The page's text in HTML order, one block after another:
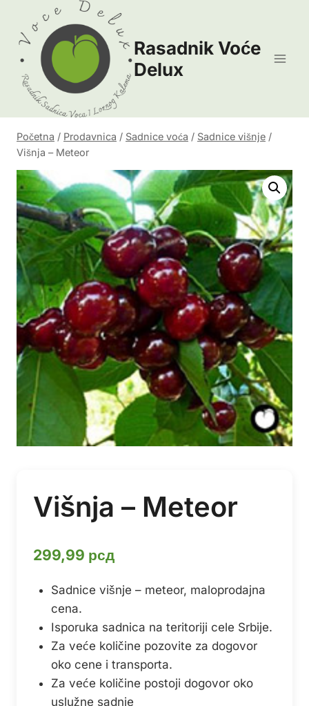
content
Rasadnik Voće
Delux
Početna / Prodavnica / Sadnice voća / Sadnice višnje /
Višnja – Meteor
Višnja – Meteor
299,99 рсд
Sadnice višnje – meteor, maloprodajna
cena.
Isporuka sadnica na teritoriji cele Srbije.
Za veće količine pozovite za dogovor
oko cene i transporta.
Za veće količine postoji dogovor oko
uslužne sadnje